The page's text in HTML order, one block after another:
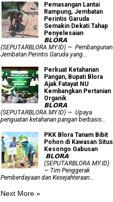
Pemasangan Lantai
Rampung, Jembatan
Perintis Garuda
Semakin Dekati Tahap
Penyelesaian
𝗕𝗟𝗢𝗥𝗔
(SEPUTARBLORA.MY.ID) — Pembangunan
Jembatan Perintis Garuda yang...
​Perkuat Ketahanan
Pangan, Bupati Blora
Ajak Fatayat NU
Kembangkan Pertanian
Organik
𝗕𝗟𝗢𝗥𝗔
(SEPUTARBLORA.MY.ID) — Upaya
penguatan ketahanan pangan berbasis...
PKK Blora Tanam Bibit
Pohon di Kawasan Situs
Kesongo Gabusan
‎ 𝗕𝗟𝗢𝗥𝗔
(SEPUTARBLORA.MY.ID)
— Tim Penggerak
Pemberdayaan dan Kesejahteraan...
Next More »